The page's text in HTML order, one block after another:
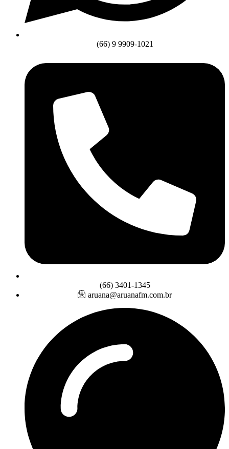
(66) 9 9909-1021
(66) 3401-1345
aruana@aruanafm.com.br